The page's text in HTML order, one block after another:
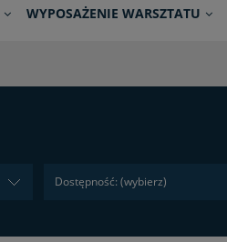
WYPOSAŻENIE WARSZTATU
Dostępność: (wybierz)